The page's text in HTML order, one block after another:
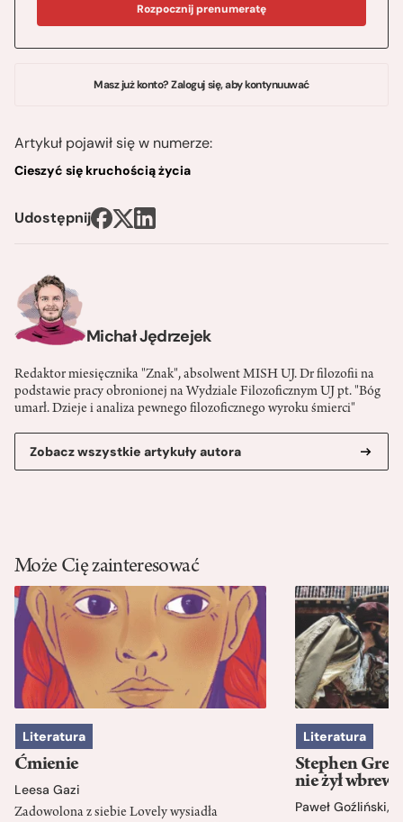
Michał Jędrzejek
Redaktor miesięcznika "Znak", absolwent MISH UJ. Dr filozofii na
podstawie pracy obronionej na Wydziale Filozoficznym UJ pt. "Bóg
umarł. Dzieje i analiza pewnego filozoficznego wyroku śmierci"
Zobacz wszystkie artykuły autora
Rozpocznij prenumeratę
Masz już konto? Zaloguj się, aby kontynuuwać
Artykuł pojawił się w numerze:
Cieszyć się kruchością życia
Udostępnij
Może Cię zainteresować
Literatura
Ćmienie
Leesa Gazi
Zadowolona z siebie Lovely wysiadła
Literatura
Stephen
nie żył wbrew
Paweł Goźliński,